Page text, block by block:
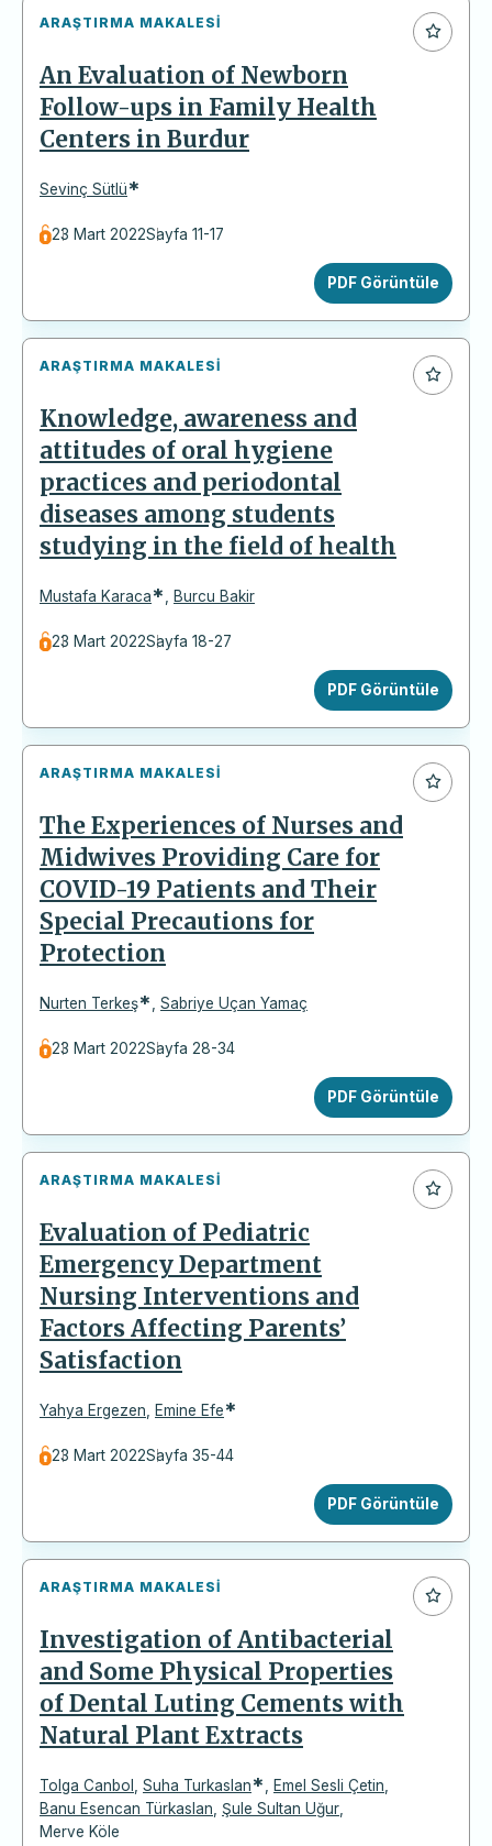
ARAŞTIRMA MAKALESI
An Evaluation of Newborn
Follow-ups in Family Health
Centers in Burdur
Sevinç Sütlü*
23 Mart 2022Sayfa 11-17
PDF Görüntüle
ARAŞTIRMA MAKALESI
Knowledge, awareness and
attitudes of oral hygiene
practices and periodontal
diseases among students
studying in the field of health
Mustafa Karaca* Burcu Bakir
23 Mart 2022Sayfa 18-27
PDF Görüntüle
ARAŞTIRMA MAKALESI
The Experiences of Nurses and
Midwives Providing Care for
COVID-19 Patients and Their
Special Precautions for
Protection
Nurten Terkeş* Sabriye Uçan Yamaç
23 Mart 2022Sayfa 28-34
PDF Görüntüle
ARAŞTIRMA MAKALESI
Evaluation of Pediatric
Emergency Department
Nursing Interventions and
Factors Affecting Parents’
Satisfaction
Yahya Ergezen Emine Efe*
23 Mart 2022Sayfa 35-44
PDF Görüntüle
ARAŞTIRMA MAKALESI
Investigation of Antibacterial
and Some Physical Properties
of Dental Luting Cements with
Natural Plant Extracts
Tolga Canbol Suha Turkaslan* Emel Sesli Çetin
Banu Esencan Türkaslan
Şule Sultan Uğur
Merve Köle